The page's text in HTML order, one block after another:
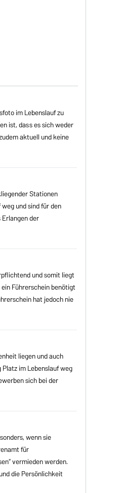
im Lebenslauf zu
ist, dass es sich weder
aktuell und keine
Stationen
und sind für den
der
und somit liegt
Führerschein benötigt
hat jedoch nie
liegen und auch
im Lebenslauf weg
sich bei der
wenn sie
für
vermieden werden.
die Persönlichkeit